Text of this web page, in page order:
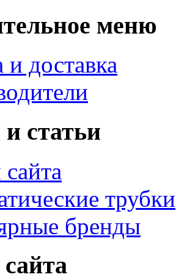
меню
и доставка
статьи
трубки
бренды